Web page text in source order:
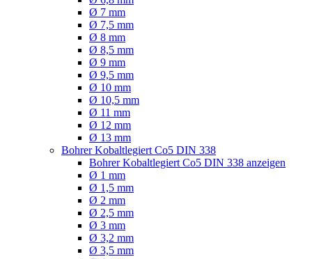
Ø 7 mm
Ø 7,5 mm
Ø 8 mm
Ø 8,5 mm
Ø 9 mm
Ø 9,5 mm
Ø 10 mm
Ø 10,5 mm
Ø 11 mm
Ø 12 mm
Ø 13 mm
Bohrer Kobaltlegiert Co5 DIN 338
Bohrer Kobaltlegiert Co5 DIN 338 anzeigen
Ø 1 mm
Ø 1,5 mm
Ø 2 mm
Ø 2,5 mm
Ø 3 mm
Ø 3,2 mm
Ø 3,5 mm